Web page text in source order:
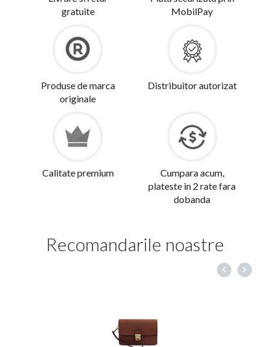
gratuite
MobilPay
Produse de marca
originale
Distribuitor autorizat
Calitate premium
Cumpara acum,
plateste in 2 rate fara
dobanda
Recomandarile noastre